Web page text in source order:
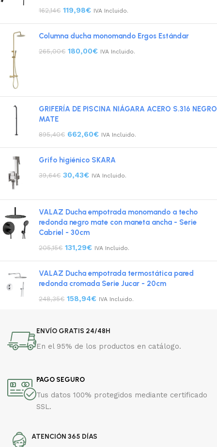
162,14€ 119,98€ IVA Incluido.
Columna ducha monomando Ergos Estándar
265,00€ 180,00€ IVA Incluido.
GRIFERÍA DE PISCINA NIÁGARA ACERO S.316 NEGRO
MATE
895,40€ 662,60€ IVA Incluido.
Grifo higiénico SKARA
39,64€ 30,43€ IVA Incluido.
VALAZ Ducha empotrada monomando a techo
redonda negro mate con maneta ancha - Serie
Cabriel - 30cm
205,15€ 131,29€ IVA Incluido.
VALAZ Ducha empotrada termostática pared
redonda cromada Serie Jucar - 20cm
248,35€ 158,94€ IVA Incluido.
ENVÍO GRATIS 24/48H
En el 95% de los productos en catálogo.
PAGO SEGURO
Tus datos 100% protegidos mediante certificado
SSL.
ATENCIÓN 365 DÍAS